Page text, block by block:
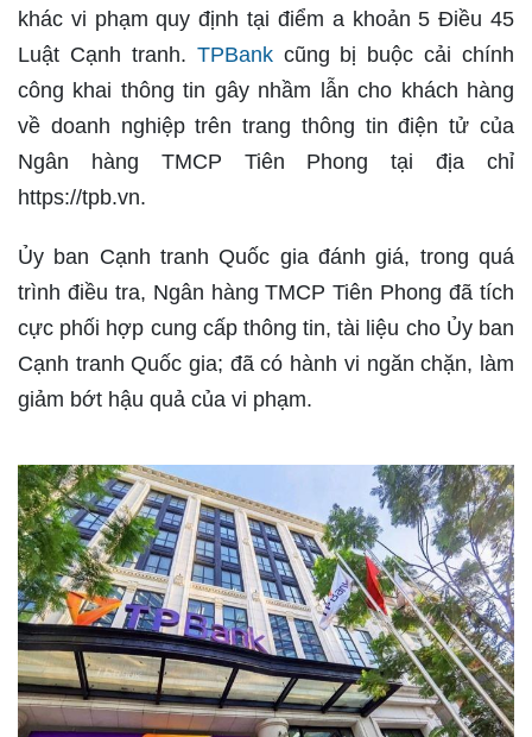
khác vi phạm quy định tại điểm a khoản 5 Điều 45
Luật Cạnh tranh. TPBankcũng bị buộc cải chính
công khai thông tin gây nhầm lẫn cho khách hàng
về doanh nghiệp trên trang thông tin điện tử của
Ngân hàng TMCP Tiên Phong tại địa chỉ
https://tpb.vn.
Ủy ban Cạnh tranh Quốc gia đánh giá, trong quá
trình điều tra, Ngân hàng TMCP Tiên Phong đã tích
cực phối hợp cung cấp thông tin, tài liệu cho Ủy ban
Cạnh tranh Quốc gia; đã có hành vi ngăn chặn, làm
giảm bớt hậu quả của vi phạm.